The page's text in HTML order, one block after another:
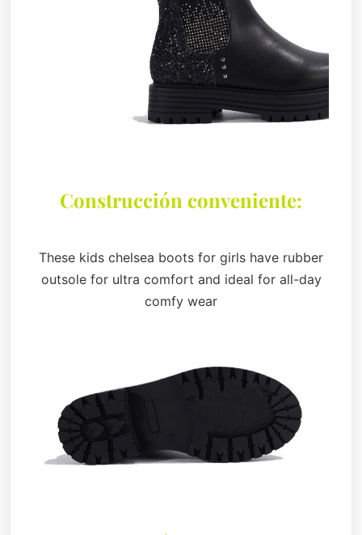
Construcción conveniente:
These kids chelsea boots for girls have rubber
outsole for ultra comfort and ideal for all-day
comfy wear